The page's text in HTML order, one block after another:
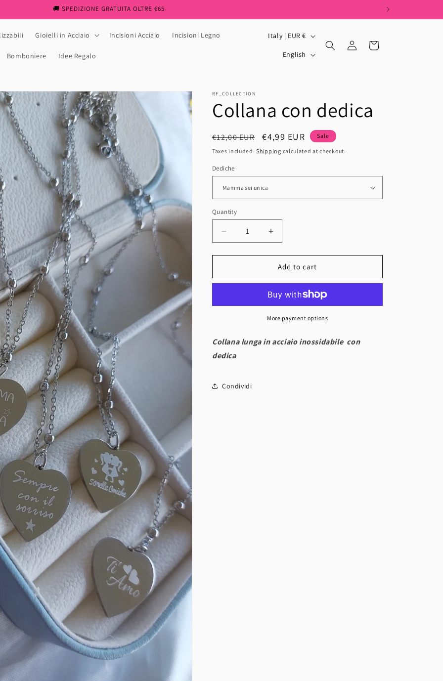
🚚 SPEDIZIONE GRATUITA OLTRE €65
Gioielli in Acciaio Incisioni Acciaio Incisioni Legno
Bomboniere Idee Regalo
C
r
/
r
g
i
o
Italy | EUR €
u
g
e
English
in
Cart
RF_COLLECTION
Collana con dedica
Regular
price
€12,00 EUR
Sale
price
€4,99 EUR Sale
Taxes included.Shipping calculated at checkout.
Dediche
Quantity
Quantity
Decrease
quantity
for
con
Increase
quantity
for
Collana
con
Add to cart
More payment options
Collana lunga in acciaio inossidabile con
dedica
Condividi